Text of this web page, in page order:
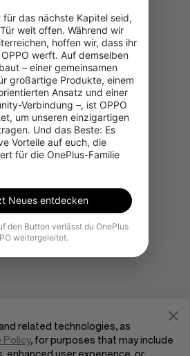
nicht gefunden
die eingegebene URL.
OnePlus-Startseite
für das nächste Kapitel seid,
weit offen. Während wir
hoffen wir, dass ihr
werft. Auf demselben
– einer gemeinsamen
großartige Produkte, einem
Ansatz und einer
Verbindung –, ist OPPO
um unseren einzigartigen
Und das Beste: Es
Vorteile auf euch, die
für die OnePlus-Familie
Neues entdecken
den Button verlässt du OnePlus
weitergeleitet.
related technologies, as
Policy, for purposes that may include